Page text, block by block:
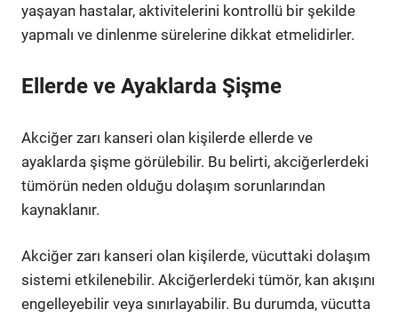
yaşayan hastalar, aktivitelerini kontrollü bir şekilde
yapmalı ve dinlenme sürelerine dikkat etmelidirler.
Ellerde ve Ayaklarda Şişme
Akciğer zarı kanseri olan kişilerde ellerde ve
ayaklarda şişme görülebilir. Bu belirti, akciğerlerdeki
tümörün neden olduğu dolaşım sorunlarından
kaynaklanır.
Akciğer zarı kanseri olan kişilerde, vücuttaki dolaşım
sistemi etkilenebilir. Akciğerlerdeki tümör, kan akışını
engelleyebilir veya sınırlayabilir. Bu durumda, vücutta